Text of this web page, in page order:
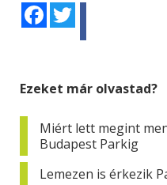
Facebook
Ezeket már olvastad?
Miért lett megint
Budapest Parkig
Lemezen is érkezik